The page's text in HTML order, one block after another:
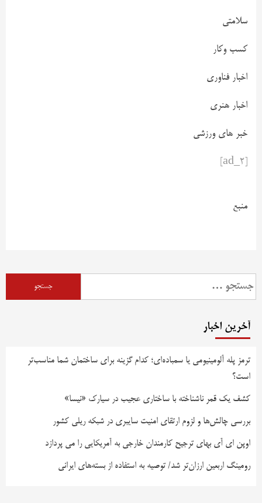
سلامتی
کسب وکار
اخبار فناوری
اخبار هنری
خبر های ورزشی
منبع
آخرین اخبار
ترمز پله آلومینیومی یا سمباده‌ای؛ کدام گزینه برای ساختمان شما مناسب‌تر
است؟
کشف یک قمر ناشناخته با ساختاری عجیب در سیارک «نیسا»
بررسی چالش‌ها و لزوم ارتقای امنیت سایبری در شبکه ریلی کشور
اوپن ای آی بهای ترجیح کارمندان خارجی به آمریکایی را می پردازد
رومینگ اربعین ارزان‌تر شد/ توصیه به استفاده از بسته‌های ایرانی